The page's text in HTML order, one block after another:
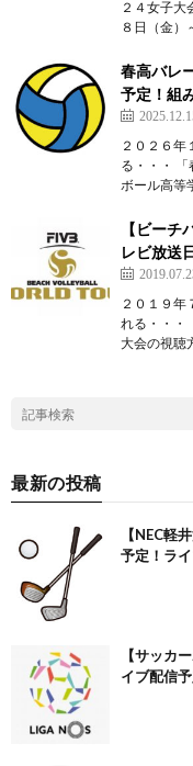
２４女子大
８日（金
春高バレ
予定！組
２０２６年
る・・・
ボール高等
【ビー
レビ放送
２０１９年
れる・・・
大会の視聴
最新の投稿
【NEC軽
予定！ラ
【サッカ
イブ配信予